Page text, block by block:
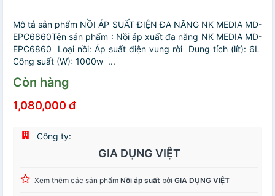
Mô tả sản phẩm NỒI ÁP SUẤT ĐIỆN ĐA NĂNG NK MEDIA MD-
EPC6860Tên sản phẩm : Nồi áp xuất đa năng NK MEDIA MD-
EPC6860 Loại nồi: Áp suất điện vung rời Dung tích (lít): 6L
Công suất (W): 1000w ...
Còn hàng
1,080,000 đ
Công ty:
GIA DỤNG VIỆT
Xem thêm các sản phẩm Nồi áp suất bởi GIA DỤNG VIỆT